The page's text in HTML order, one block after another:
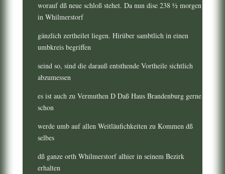
worauf dß neue schloß stehet. Da nun dise 238 ½ morgen
in Whilmerstorf
gänzlich zertheilet liegen. Hirüber sambtlich in einen
umbkreis begriffen
seind so, sind die darauß entsthende Vortheile sichtlich
abzumessen
es ist auch zu Vermuthen D Daß Haus Brandenburg gerne
schon
werde umb auf allen Weitläufichkeiten zu Kommen dß
selbes
dß ganze orth Whilmerstorf alhier in seinem Bezirk
erhalten